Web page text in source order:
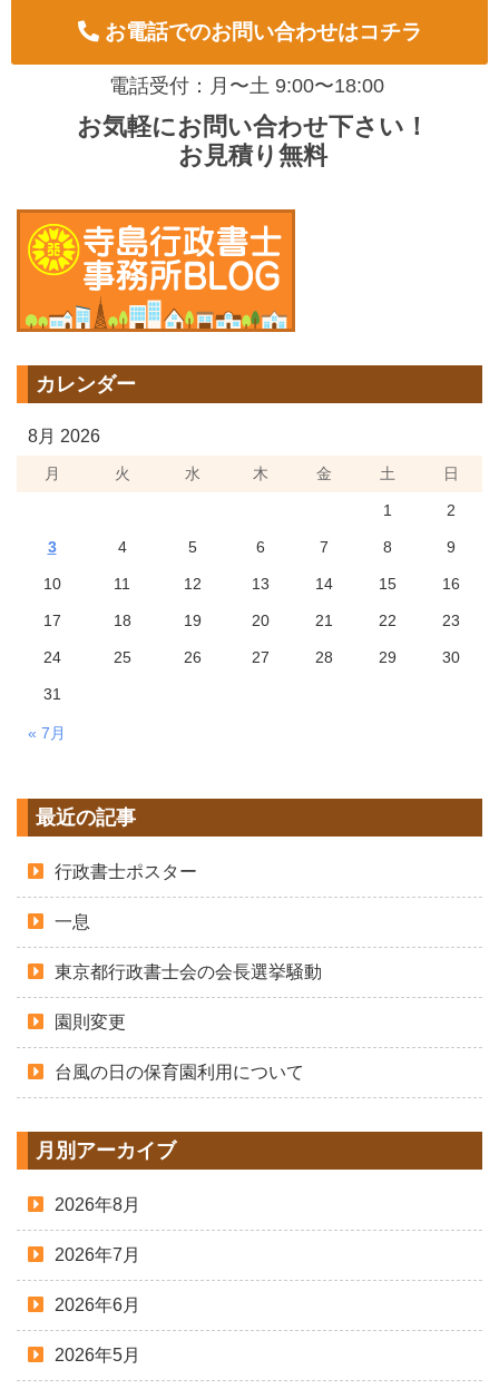
お電話でのお問い合わせはコチラ
電話受付：月〜土 9:00〜18:00
お気軽にお問い合わせ下さい！
お見積り無料
カレンダー
8月 2026
月 火 水 木 金 土 日
« 7月
1 2
3 4 5 6 7 8 9
10 11 12 13 14 15 16
17 18 19 20 21 22 23
24 25 26 27 28 29 30
31
最近の記事
行政書士ポスター
一息
東京都行政書士会の会長選挙騒動
園則変更
台風の日の保育園利用について
月別アーカイブ
2026年8月
2026年7月
2026年6月
2026年5月